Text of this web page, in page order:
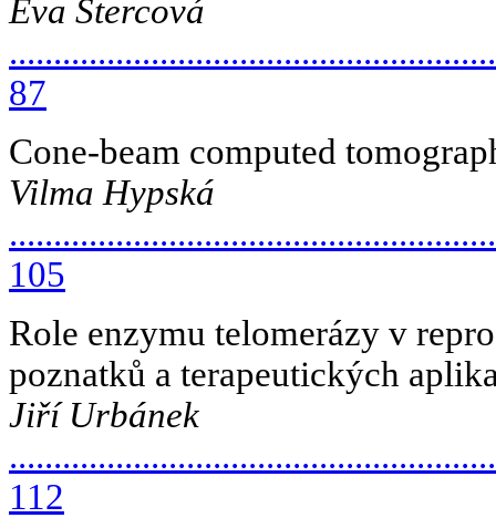
Eva Štercová
87
Cone-beam computed
Vilma Hypská
105
Role enzymu telomerázy v
poznatků a terapeutických
Jiří Urbánek
112